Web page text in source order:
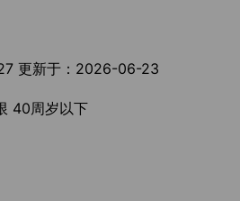
更新于：2026-06-23
40周岁以下